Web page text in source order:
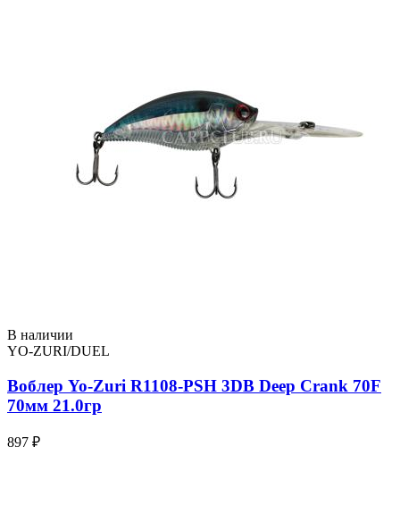
В наличии
YO-ZURI/DUEL
Воблер Yo-Zuri R1108-PSH 3DB Deep Crank 70F
70мм 21.0гр
897 ₽